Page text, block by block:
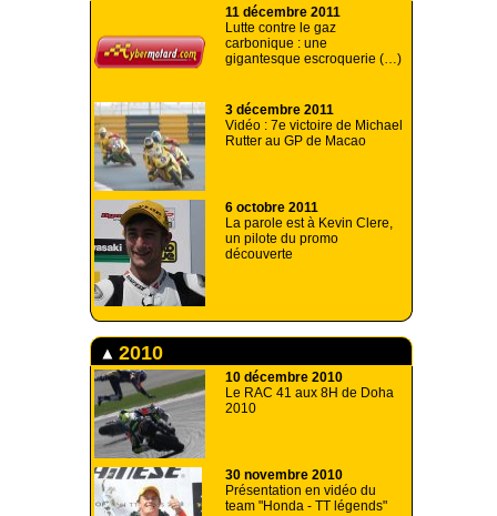
11 décembre 2011
Lutte contre le gaz
carbonique : une
gigantesque escroquerie (…)
3 décembre 2011
Vidéo : 7e victoire de Michael
Rutter au GP de Macao
6 octobre 2011
La parole est à Kevin Clere,
un pilote du promo
découverte
2010
10 décembre 2010
Le RAC 41 aux 8H de Doha
2010
30 novembre 2010
Présentation en vidéo du
team "Honda - TT légends"